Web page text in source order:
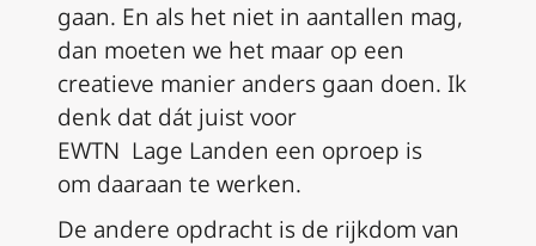
gaan. En als het niet in aantallen mag,
dan moeten we het maar op een
creatieve manier anders gaan doen. Ik
denk dat dát juist voor
EWTN Lage Landen een oproep is
om daaraan te werken.
De andere opdracht is de rijkdom van